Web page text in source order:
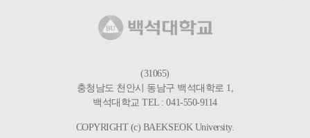
(31065)
충청남도 천안시 동남구 백석대학로 1,
백석대학교 TEL : 041-550-9114
COPYRIGHT (c) BAEKSEOK University.